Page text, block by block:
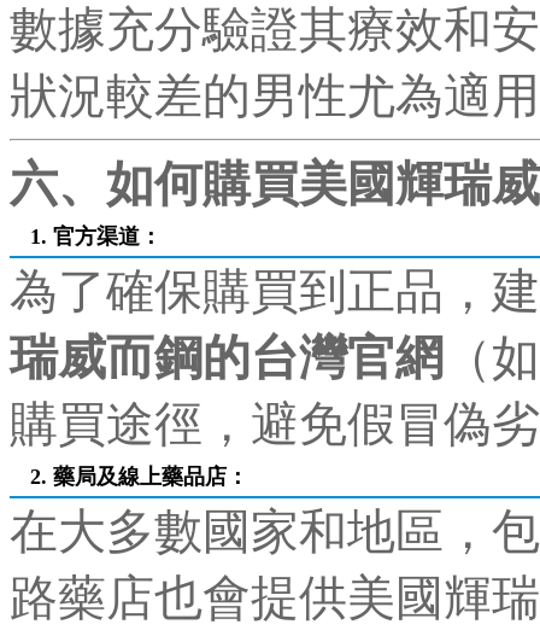
數據充分驗證其療效和
狀況較差的男性尤為適
六、如何購買美國輝瑞
1. 官方渠道：
為了確保購買到正品，
瑞威而鋼的台灣官網
（
購買途徑，避免假冒偽
2. 藥局及線上藥品店：
在大多數國家和地區，
路藥店也會提供美國輝